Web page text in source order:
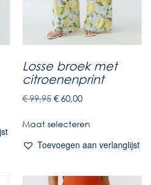
Losse broek met
citroenenprint
€99,95 €60,00
Maat selecteren
Toevoegen aan verlanglijst